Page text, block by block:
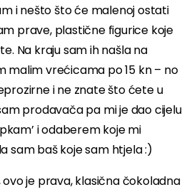
i nešto što će malenoj ostati
prave, plastične figurice koje
Na kraju sam ih našla na
malim vrećicama po 15 kn – no
i ne znate što ćete u
prodavača pa mi je dao cijelu
i odaberem koje mi
sam baš koje sam htjela :)
je prava, klasična čokoladna